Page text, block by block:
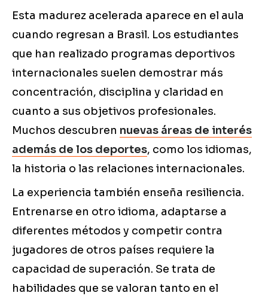
Esta madurez acelerada aparece en el aula
cuando regresan a Brasil. Los estudiantes
que han realizado programas deportivos
internacionales suelen demostrar más
concentración, disciplina y claridad en
cuanto a sus objetivos profesionales.
Muchos descubren nuevas áreas de interés
además de los deportes, como los idiomas,
la historia o las relaciones internacionales.
La experiencia también enseña resiliencia.
Entrenarse en otro idioma, adaptarse a
diferentes métodos y competir contra
jugadores de otros países requiere la
capacidad de superación. Se trata de
habilidades que se valoran tanto en el